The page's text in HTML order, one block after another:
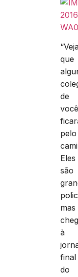
que
de
pelo
Eles
são
mas
à
final
do